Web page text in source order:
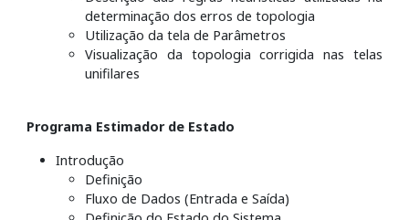
determinação dos erros de topologia
Utilização da tela de Parâmetros
Visualização da topologia corrigida nas telas
unifilares
Programa Estimador de Estado
Introdução
Definição
Fluxo de Dados (Entrada e Saída)